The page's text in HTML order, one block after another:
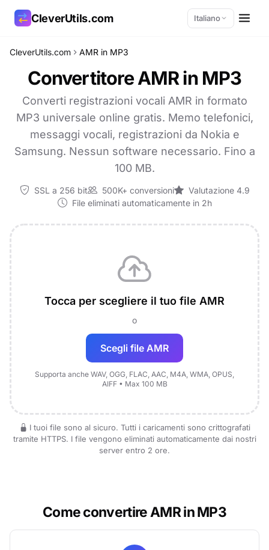
CleverUtils.com Italiano
CleverUtils.com AMR in MP3
Convertitore AMR in MP3
Converti registrazioni vocali AMR in formato
MP3 universale online gratis. Memo telefonici,
messaggi vocali, registrazioni da Nokia e
Samsung. Nessun software necessario. Fino a
100 MB.
SSL a 256 bit 500K+ conversioni
Valutazione 4.9
File eliminati automaticamente in 2h
Tocca per scegliere il tuo file AMR
o
Scegli file AMR
Supporta anche WAV, OGG, FLAC, AAC, M4A, WMA, OPUS,
AIFF • Max 100 MB
I tuoi file sono al sicuro. Tutti i caricamenti sono crittografati
tramite HTTPS. I file vengono eliminati automaticamente dai nostri
server entro 2 ore.
Come convertire AMR in MP3
Copia link